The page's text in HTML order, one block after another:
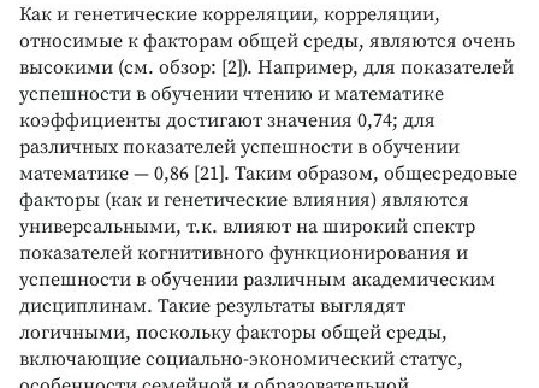
Как и генетические корреляции, корреляции,
относимые к факторам общей среды, являются очень
высокими (см. обзор: [2]). Например, для показателей
успешности в обучении чтению и математике
коэффициенты достигают значения 0,74; для
различных показателей успешности в обучении
математике — 0,86 [21]. Таким образом, общесредовые
факторы (как и генетические влияния) являются
универсальными, т.к. влияют на широкий спектр
показателей когнитивного функционирования и
успешности в обучении различным академическим
дисциплинам. Такие результаты выглядят
логичными, поскольку факторы общей среды,
включающие социально-экономический статус,